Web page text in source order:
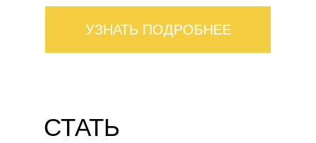
УЗНАТЬ ПОДРОБНЕЕ
СТАТЬ